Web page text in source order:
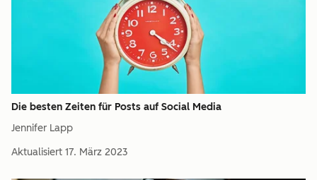
Die besten Zeiten für Posts auf Social Media
Jennifer Lapp
Aktualisiert 17. März 2023